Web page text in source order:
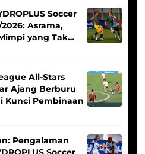
Soccer
Asrama,
yang Tak
All-Stars
Ajang Berburu
Kunci Pembinaan
Pengalaman